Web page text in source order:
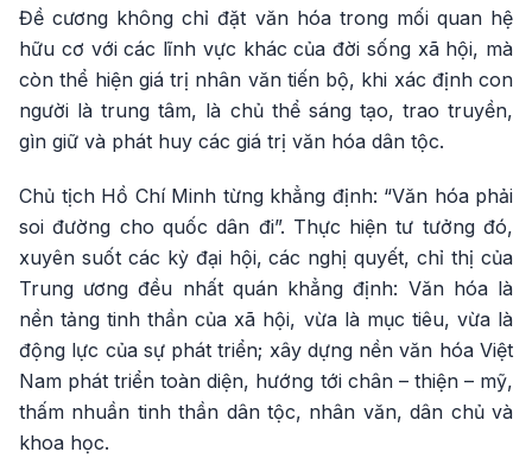
Đề cương không chỉ đặt văn hóa trong mối quan hệ
hữu cơ với các lĩnh vực khác của đời sống xã hội, mà
còn thể hiện giá trị nhân văn tiến bộ, khi xác định con
người là trung tâm, là chủ thể sáng tạo, trao truyền,
gìn giữ và phát huy các giá trị văn hóa dân tộc.
Chủ tịch Hồ Chí Minh từng khẳng định: “Văn hóa phải
soi đường cho quốc dân đi”. Thực hiện tư tưởng đó,
xuyên suốt các kỳ đại hội, các nghị quyết, chỉ thị của
Trung ương đều nhất quán khẳng định: Văn hóa là
nền tảng tinh thần của xã hội, vừa là mục tiêu, vừa là
động lực của sự phát triển; xây dựng nền văn hóa Việt
Nam phát triển toàn diện, hướng tới chân – thiện – mỹ,
thấm nhuần tinh thần dân tộc, nhân văn, dân chủ và
khoa học.